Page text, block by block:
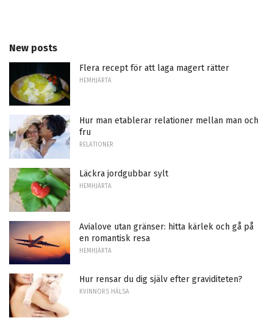
New posts
Flera recept för att laga magert rätter
HEMHJÄRTA
Hur man etablerar relationer mellan man och
fru
RELATIONER
Läckra jordgubbar sylt
HEMHJÄRTA
Avialove utan gränser: hitta kärlek och gå på
en romantisk resa
HEMHJÄRTA
Hur rensar du dig själv efter graviditeten?
KVINNORS HÄLSA